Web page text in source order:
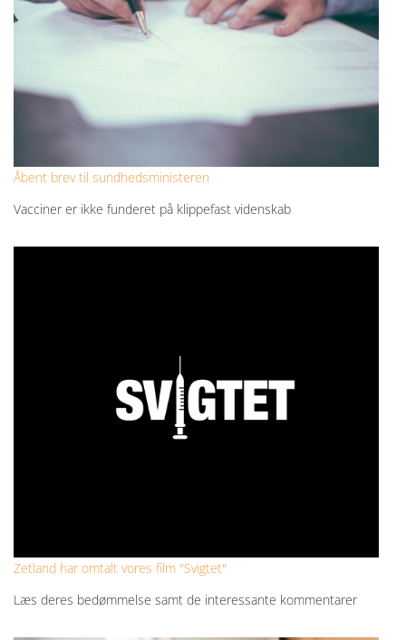
Åbent brev til sundhedsministeren
Vacciner er ikke funderet på klippefast videnskab
Zetland har omtalt vores film "Svigtet"
Læs deres bedømmelse samt de interessante kommentarer